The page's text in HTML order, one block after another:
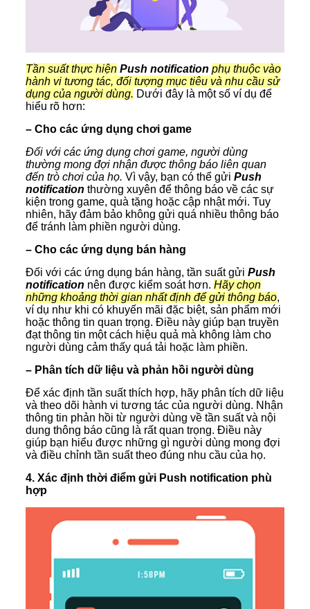
Tần suất thực hiện Push notification phụ thuộc vào
hành vi tương tác, đối tượng mục tiêu và nhu cầu sử
dụng của người dùng. Dưới đây là một số ví dụ để
hiểu rõ hơn:
– Cho các ứng dụng chơi game
Đối với các ứng dụng chơi game, người dùng
thường mong đợi nhận được thông báo liên quan
đến trò chơi của họ. Vì vậy, bạn có thể gửi Push
notification thường xuyên để thông báo về các sự
kiện trong game, quà tặng hoặc cập nhật mới. Tuy
nhiên, hãy đảm bảo không gửi quá nhiều thông báo
để tránh làm phiền người dùng.
– Cho các ứng dụng bán hàng
Đối với các ứng dụng bán hàng, tần suất gửi Push
notification nên được kiểm soát hơn. Hãy chọn
những khoảng thời gian nhất định để gửi thông báo,
ví dụ như khi có khuyến mãi đặc biệt, sản phẩm mới
hoặc thông tin quan trọng. Điều này giúp bạn truyền
đạt thông tin một cách hiệu quả mà không làm cho
người dùng cảm thấy quá tải hoặc làm phiền.
– Phân tích dữ liệu và phản hồi người dùng
Để xác định tần suất thích hợp, hãy phân tích dữ liệu
và theo dõi hành vi tương tác của người dùng. Nhận
thông tin phản hồi từ người dùng về tần suất và nội
dung thông báo cũng là rất quan trọng. Điều này
giúp bạn hiểu được những gì người dùng mong đợi
và điều chỉnh tần suất theo đúng nhu cầu của họ.
4. Xác định thời điểm gửi Push notification phù
hợp